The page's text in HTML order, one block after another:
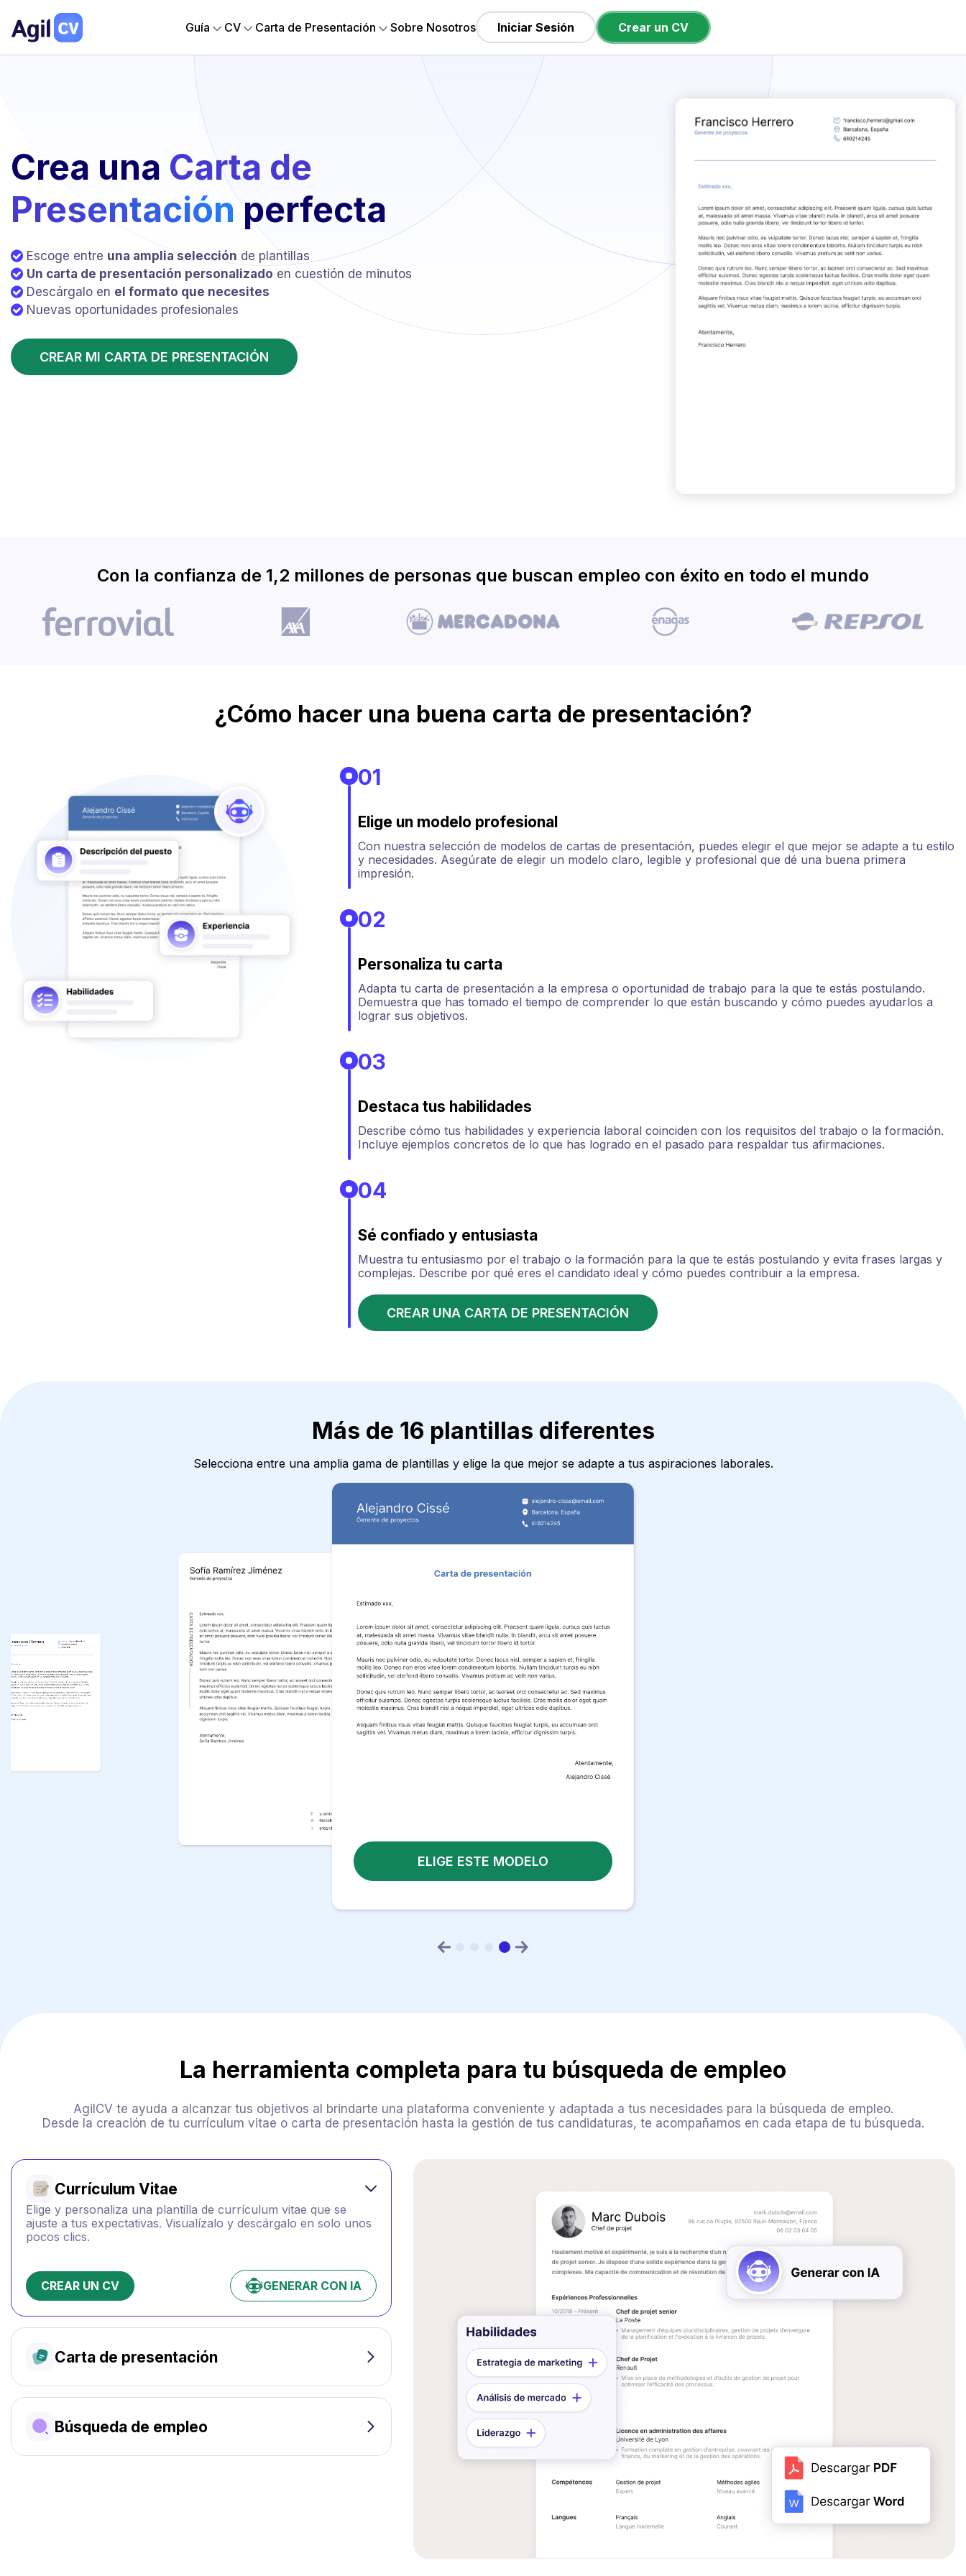
Guía CV Carta de Presentación Sobre Nosotros Iniciar Sesión Crear un CV
Crea una Carta de
Presentaciónperfecta
Escoge entre una amplia selección de plantillas
Un carta de presentación personalizado en cuestión de minutos
Descárgalo en el formato que necesites
Nuevas oportunidades profesionales
CREAR MI CARTA DE PRESENTACIÓN
Con la confianza de 1,2 millones de personas que buscan empleo con éxito en todo el mundo
¿Cómo hacer una buena carta de presentación?
01
Elige un modelo profesional
Con nuestra selección de modelos de cartas de presentación, puedes elegir el que mejor se adapte a tu estilo
y necesidades. Asegúrate de elegir un modelo claro, legible y profesional que dé una buena primera
impresión.
02
Personaliza tu carta
Adapta tu carta de presentación a la empresa o oportunidad de trabajo para la que te estás postulando.
Demuestra que has tomado el tiempo de comprender lo que están buscando y cómo puedes ayudarlos a
lograr sus objetivos.
03
Destaca tus habilidades
Describe cómo tus habilidades y experiencia laboral coinciden con los requisitos del trabajo o la formación.
Incluye ejemplos concretos de lo que has logrado en el pasado para respaldar tus afirmaciones.
04
Sé confiado y entusiasta
Muestra tu entusiasmo por el trabajo o la formación para la que te estás postulando y evita frases largas y
complejas. Describe por qué eres el candidato ideal y cómo puedes contribuir a la empresa.
CREAR UNA CARTA DE PRESENTACIÓN
Más de 16 plantillas diferentes
Selecciona entre una amplia gama de plantillas y elige la que mejor se adapte a tus aspiraciones laborales.
ELIGE ESTE MODELO
La herramienta completa para tu búsqueda de empleo
AgilCV te ayuda a alcanzar tus objetivos al brindarte una plataforma conveniente y adaptada a tus necesidades para la búsqueda de empleo.
Desde la creación de tu currículum vitae o carta de presentación hasta la gestión de tus candidaturas, te acompañamos en cada etapa de tu búsqueda.
Currículum Vitae
Elige y personaliza una plantilla de currículum vitae que se
ajuste a tus expectativas. Visualízalo y descárgalo en solo unos
pocos clics.
CREAR UN CV GENERAR CON IA
Carta de presentación
Búsqueda de empleo